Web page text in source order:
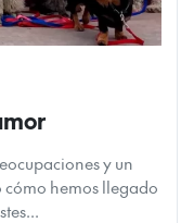
y un
hemos llegado